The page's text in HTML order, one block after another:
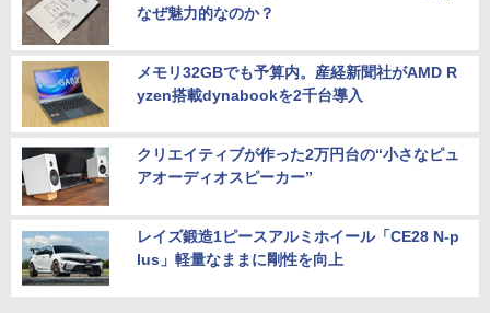
なぜ魅力的なのか？
メモリ32GBでも予算内。産経新聞社がAMD R
yzen搭載dynabookを2千台導入
クリエイティブが作った2万円台の“小さなピュ
アオーディオスピーカー”
レイズ鍛造1ピースアルミホイール「CE28 N-p
lus」軽量なままに剛性を向上